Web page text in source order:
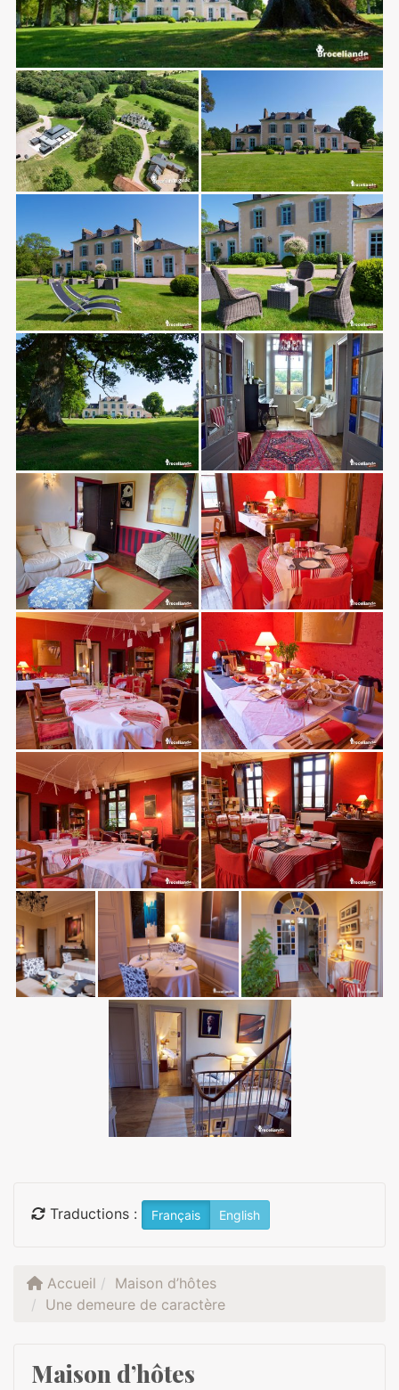
Traductions : Français English
Accueil
Maison d’hôtes
Une demeure de caractère
Maison d’hôtes